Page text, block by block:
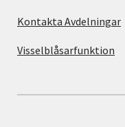
Kontakta Avdelningar
Visselblåsarfunktion